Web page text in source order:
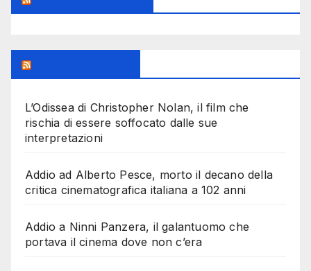
L’Odissea di Christopher Nolan, il film che
rischia di essere soffocato dalle sue
interpretazioni
Addio ad Alberto Pesce, morto il decano della
critica cinematografica italiana a 102 anni
Addio a Ninni Panzera, il galantuomo che
portava il cinema dove non c’era